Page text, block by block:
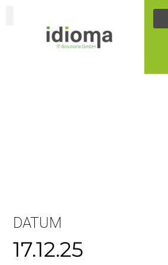
DATUM
17.12.25